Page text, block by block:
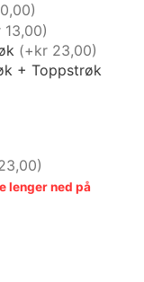
(+kr 23,00)
+ Toppstrøk
lenger ned på